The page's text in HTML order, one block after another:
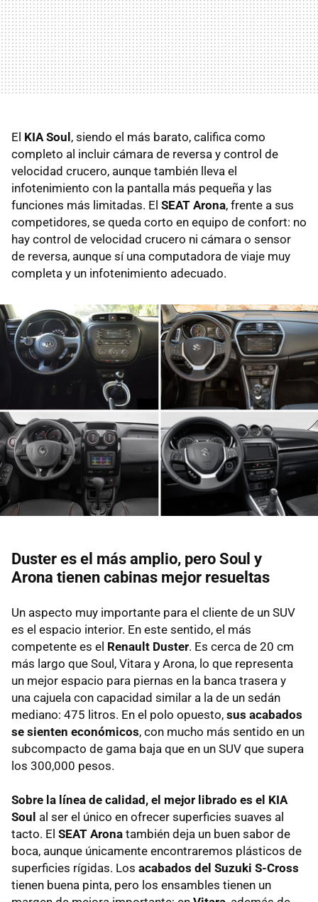
El KIA Soul, siendo el más barato, califica como
completo al incluir cámara de reversa y control de
velocidad crucero, aunque también lleva el
infotenimiento con la pantalla más pequeña y las
funciones más limitadas. El SEAT Arona, frente a sus
competidores, se queda corto en equipo de confort: no
hay control de velocidad crucero ni cámara o sensor
de reversa, aunque sí una computadora de viaje muy
completa y un infotenimiento adecuado.
Duster es el más amplio, pero Soul y
Arona tienen cabinas mejor resueltas
Un aspecto muy importante para el cliente de un SUV
es el espacio interior. En este sentido, el más
competente es el Renault Duster. Es cerca de 20 cm
más largo que Soul, Vitara y Arona, lo que representa
un mejor espacio para piernas en la banca trasera y
una cajuela con capacidad similar a la de un sedán
mediano: 475 litros. En el polo opuesto, sus acabados
se sienten económicos, con mucho más sentido en un
subcompacto de gama baja que en un SUV que supera
los 300,000 pesos.
Sobre la línea de calidad, el mejor librado es el KIA
Soul al ser el único en ofrecer superficies suaves al
tacto. El SEAT Arona también deja un buen sabor de
boca, aunque únicamente encontraremos plásticos de
superficies rígidas. Los acabados del Suzuki S-Cross
tienen buena pinta, pero los ensambles tienen un